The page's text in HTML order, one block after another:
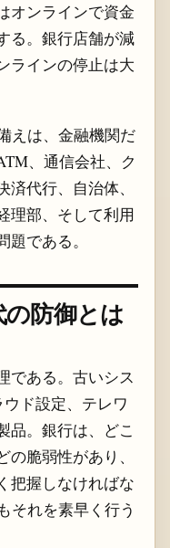
オンラインで資金
る。銀行店舗が減
ラインの停止は大
えは、金融機関だ
、通信会社、ク
代行、自治体、
理部、そして利用
である。
防御とは
である。古いシス
ド設定、テレワ
品。銀行は、どこ
脆弱性があり、
把握しなければな
それを素早く行う